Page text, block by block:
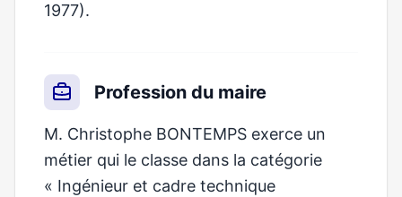
1977).
Profession du maire
M. Christophe BONTEMPS exerce un
métier qui le classe dans la catégorie
« Ingénieur et cadre technique